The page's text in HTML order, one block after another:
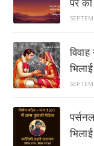
परे
भिलाई